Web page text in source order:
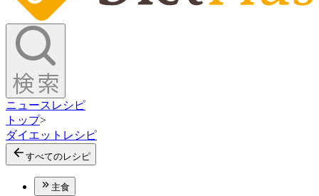
ニュース レシピ
トップ>
ダイエットレシピ
すべてのレシピ
主食